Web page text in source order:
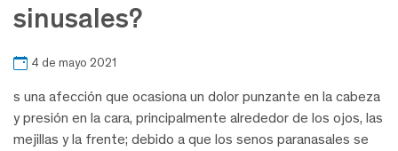
sinusales?
4 de mayo 2021
s una afección que ocasiona un dolor punzante en la cabeza
y presión en la cara, principalmente alrededor de los ojos, las
mejillas y la frente; debido a que los senos paranasales se